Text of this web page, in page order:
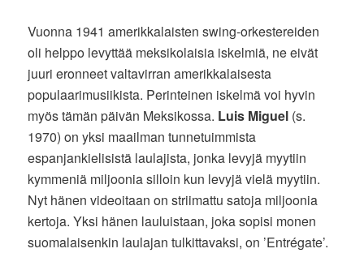
Vuonna 1941 amerikkalaisten swing-orkestereiden
oli helppo levyttää meksikolaisia iskelmiä, ne eivät
juuri eronneet valtavirran amerikkalaisesta
populaarimusiikista. Perinteinen iskelmä voi hyvin
myös tämän päivän Meksikossa. Luis Miguel (s.
1970) on yksi maailman tunnetuimmista
espanjankielisistä laulajista, jonka levyjä myytiin
kymmeniä miljoonia silloin kun levyjä vielä myytiin.
Nyt hänen videoitaan on striimattu satoja miljoonia
kertoja. Yksi hänen lauluistaan, joka sopisi monen
suomalaisenkin laulajan tulkittavaksi, on ’Entrégate’.